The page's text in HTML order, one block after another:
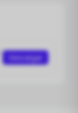
Descargar